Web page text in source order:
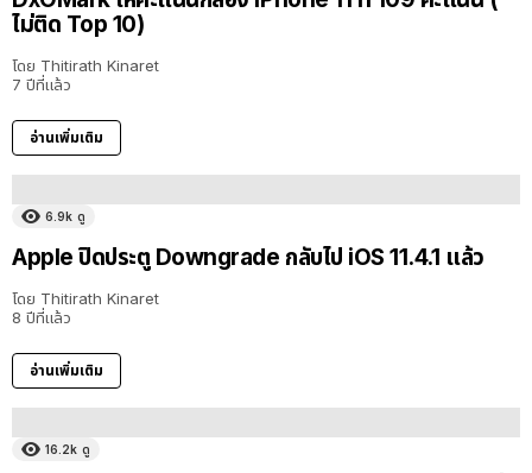
ไม่ติด Top 10)
โดย Thitirath Kinaret
7 ปีที่แล้ว
อ่านเพิ่มเติม
6.9k ดู
Apple ปิดประตู Downgrade กลับไป iOS 11.4.1 แล้ว
โดย Thitirath Kinaret
8 ปีที่แล้ว
อ่านเพิ่มเติม
16.2k ดู